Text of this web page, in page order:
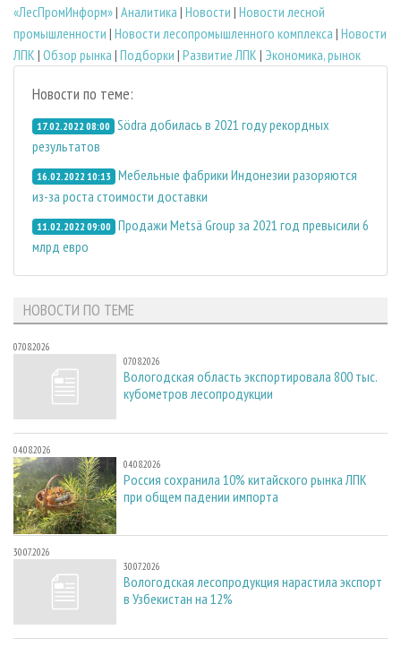
«ЛесПромИнформ»| Аналитика | Новости | Новости лесной
промышленности | Новости лесопромышленного комплекса | Новости
ЛПК | Обзор рынка | Подборки | Развитие ЛПК | Экономика, рынок
Новости по теме:
17.02.2022 08:00 Södra добилась в 2021 году рекордных
результатов
16.02.2022 10:13 Мебельные фабрики Индонезии разоряются
из-за роста стоимости доставки
11.02.2022 09:00 Продажи Metsä Group за 2021 год превысили 6
млрд евро
НОВОСТИ ПО ТЕМЕ
07.08.2026
07.08.2026
Вологодская область экспортировала 800 тыс.
кубометров лесопродукции
04.08.2026
04.08.2026
Россия сохранила 10% китайского рынка ЛПК
при общем падении импорта
30.07.2026
30.07.2026
Вологодская лесопродукция нарастила экспорт
в Узбекистан на 12%